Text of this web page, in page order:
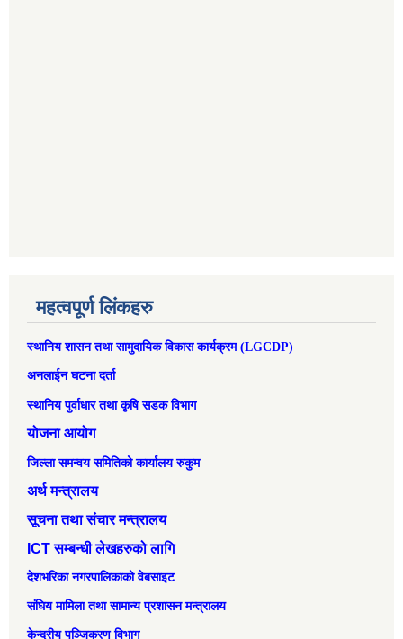
महत्वपूर्ण लिंकहरु
स्थानिय शासन तथा सामुदायिक विकास कार्यक्रम (LGCDP)
अनलाईन घटना दर्ता
स्थानिय पुर्वाधार तथा कृषि सडक विभाग
योजना आयोग
जिल्ला समन्वय समितिको कार्यालय रुकुम
अर्थ मन्त्रालय
सूचना तथा संचार मन्त्रालय
ICT सम्बन्धी लेखहरुको लागि
देशभरिका नगरपालिकाको वेबसाइट
संघिय मामिला तथा सामान्‍य प्रशासन मन्त्रालय
केन्द्रीय पञ्जिकरण विभाग